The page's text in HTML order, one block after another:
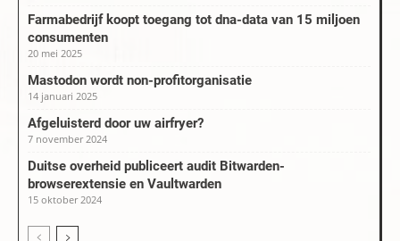
Farmabedrijf koopt toegang tot dna-data van 15 miljoen
consumenten
20 mei 2025
Mastodon wordt non-profitorganisatie
14 januari 2025
Afgeluisterd door uw airfryer?
7 november 2024
Duitse overheid publiceert audit Bitwarden-
browserextensie en Vaultwarden
15 oktober 2024